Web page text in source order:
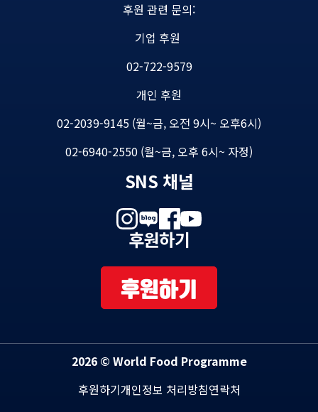
후원 관련 문의:
기업 후원
02-722-9579
개인 후원
02-2039-9145 (월~금, 오전 9시~ 오후6시)
02-6940-2550 (월~금, 오후 6시~ 자정)
SNS 채널
후원하기
후원하기
2026 © World Food Programme
후원하기개인정보 처리방침연락처